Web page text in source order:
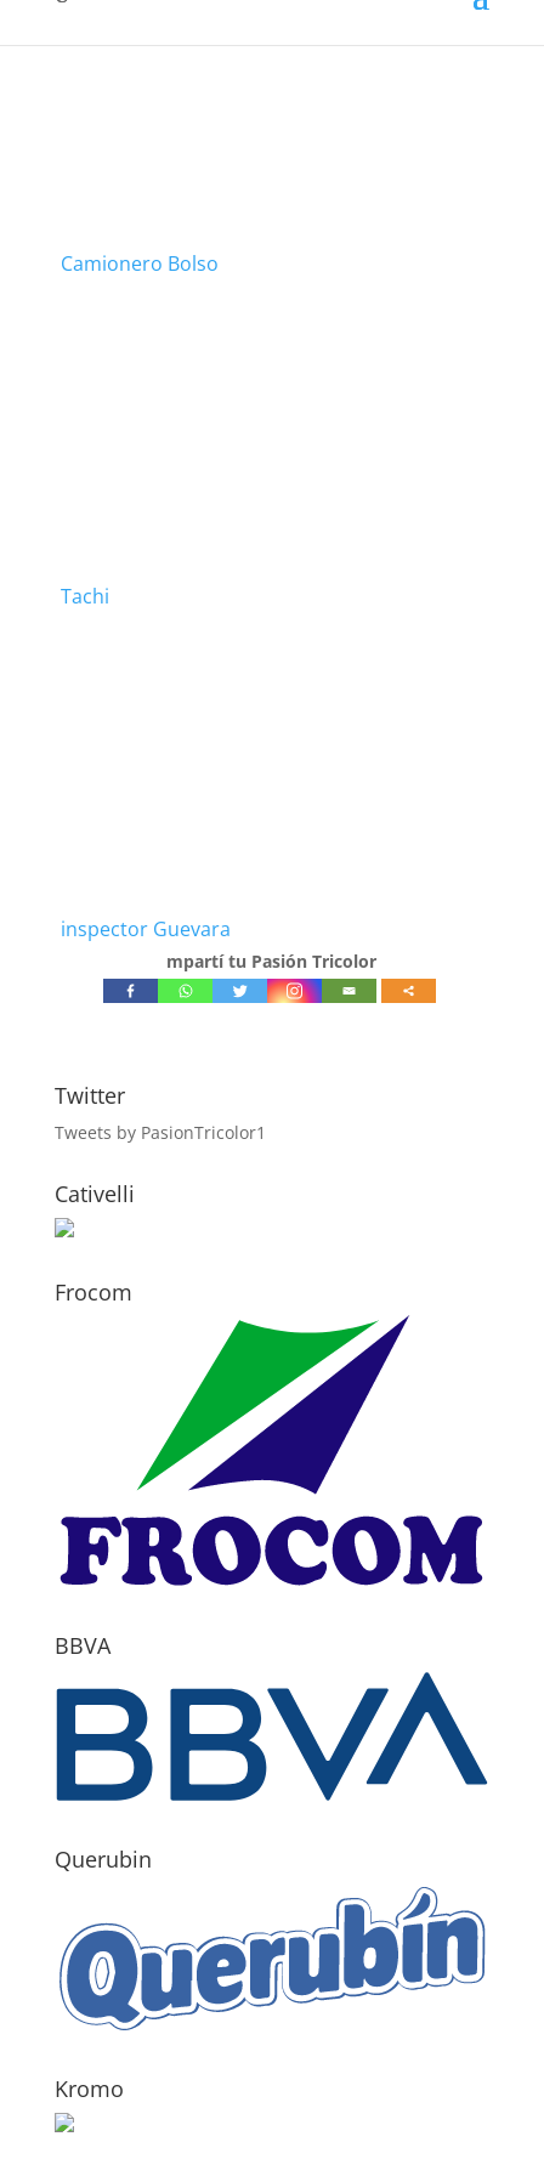
Camionero Bolso
Tachi
inspector Guevara
mpartí tu Pasión Tricolor
Twitter
Tweets by PasionTricolor1
Cativelli
Frocom
BBVA
Querubin
Kromo